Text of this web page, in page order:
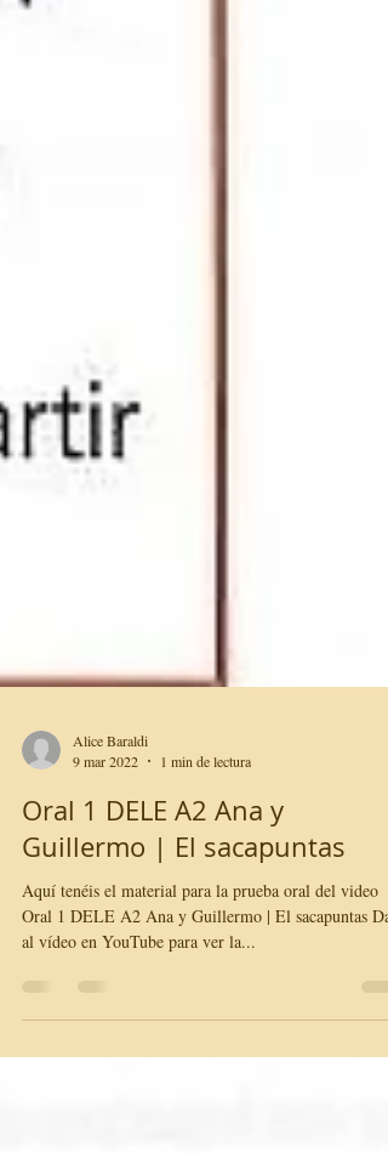
Alice Baraldi
9 mar 2022
1 min de lectura
Oral 1 DELE A2 Ana y
Guillermo | El sacapuntas
al vídeo en YouTube para ver la...